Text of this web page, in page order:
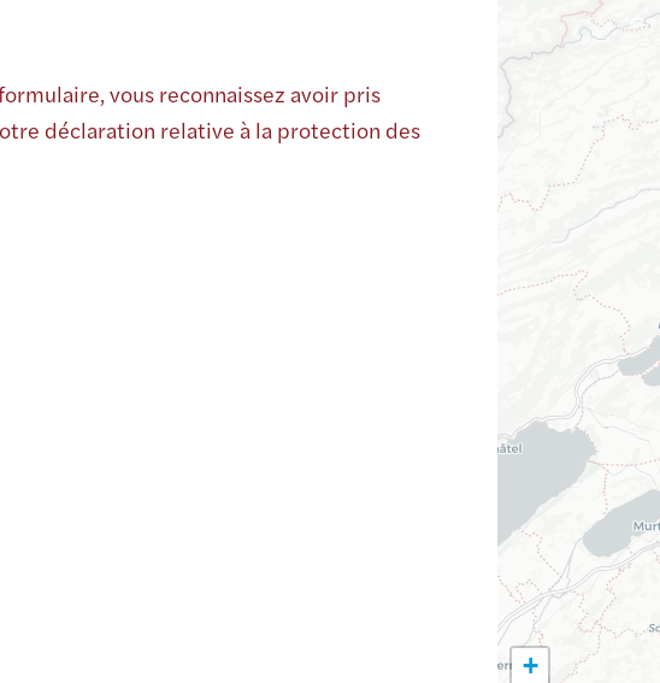
vous reconnaissez avoir pris
déclaration relative à la protection des
+